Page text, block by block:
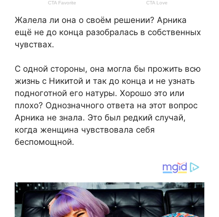
Жалела ли она о своём решении? Арника
ещё не до конца разобралась в собственных
чувствах.
С одной стороны, она могла бы прожить всю
жизнь с Никитой и так до конца и не узнать
подноготной его натуры. Хорошо это или
плохо? Однозначного ответа на этот вопрос
Арника не знала. Это был редкий случай,
когда женщина чувствовала себя
беспомощной.